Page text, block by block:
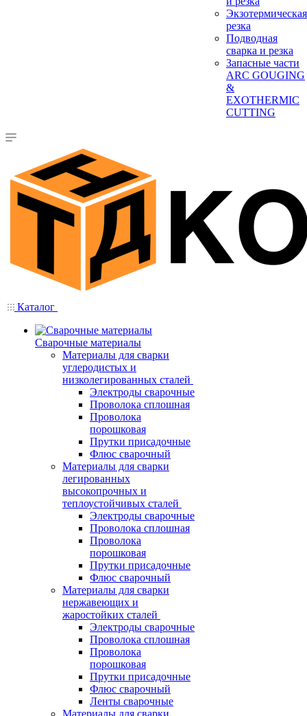
Экзотермическая
резка
Подводная
сварка и резка
Запасные части
ARC GOUGING
&
EXOTHERMIC
CUTTING
Каталог
Сварочные материалы
Материалы для сварки
углеродистых и
низколегированных сталей
Электроды сварочные
Проволока сплошная
Проволока
порошковая
Прутки присадочные
Флюс сварочный
Материалы для сварки
легированных
высокопрочных и
теплоустойчивых сталей
Электроды сварочные
Проволока сплошная
Проволока
порошковая
Прутки присадочные
Флюс сварочный
Материалы для сварки
нержавеющих и
жаростойких сталей
Электроды сварочные
Проволока сплошная
Проволока
порошковая
Прутки присадочные
Флюс сварочный
Ленты сварочные
Материалы для сварки